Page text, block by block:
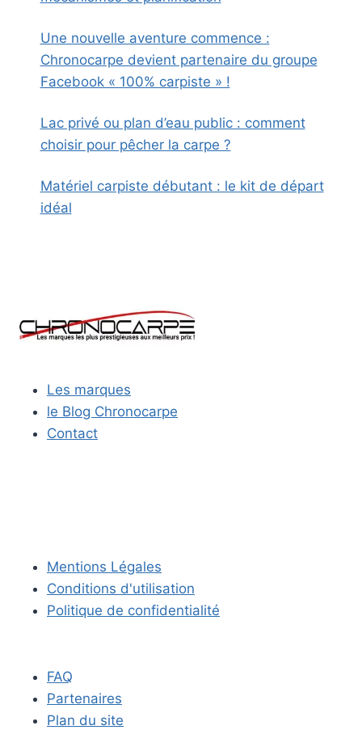
Une nouvelle aventure commence :
Chronocarpe devient partenaire du groupe
Facebook « 100% carpiste » !
Lac privé ou plan d’eau public : comment
choisir pour pêcher la carpe ?
Matériel carpiste débutant : le kit de départ
idéal
Les marques
le Blog Chronocarpe
Contact
Mentions Légales
Conditions d'utilisation
Politique de confidentialité
FAQ
Partenaires
Plan du site